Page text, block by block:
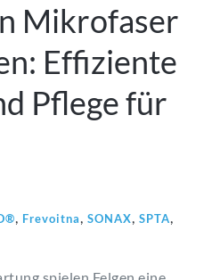
Mikrofaser
Effiziente
Pflege für
, Frevoitna, SONAX, SPTA,